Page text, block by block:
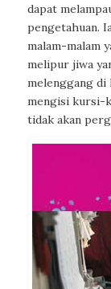
dapat
pengetahuan.
malam-malam
melipur jiwa
melenggang di
mengisi kursi-
tidak akan